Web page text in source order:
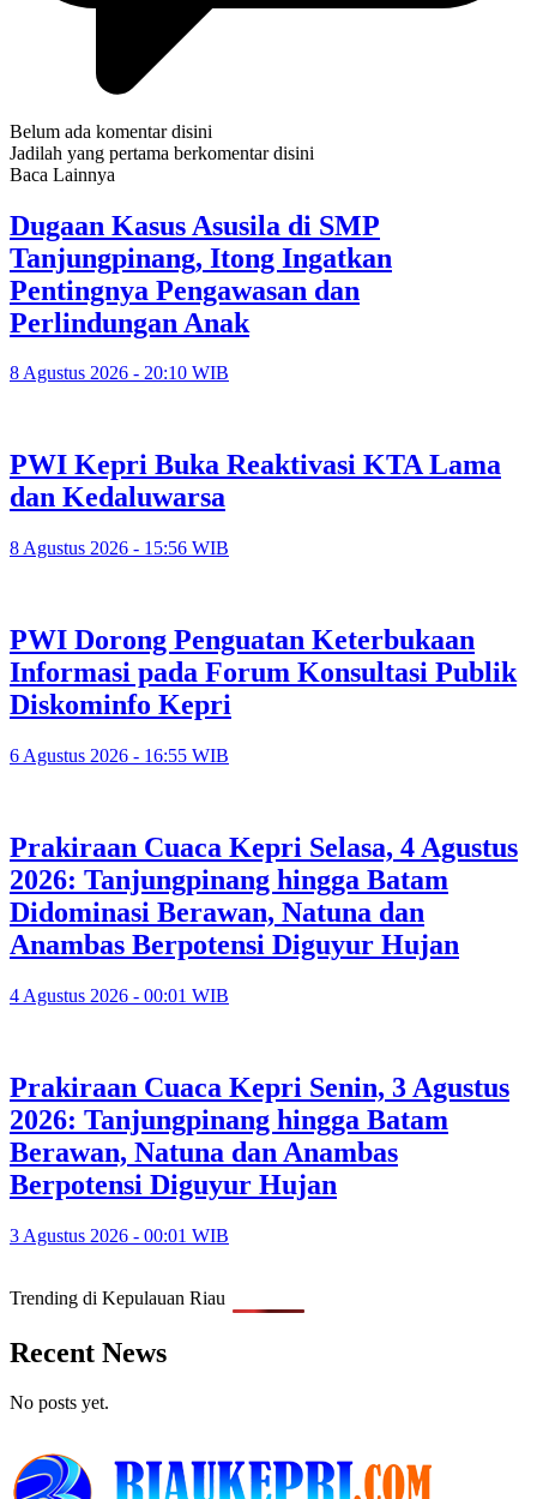
Belum ada komentar disini
Jadilah yang pertama berkomentar disini
Baca Lainnya
Dugaan Kasus Asusila di SMP
Tanjungpinang, Itong Ingatkan
Pentingnya Pengawasan dan
Perlindungan Anak
8 Agustus 2026 - 20:10 WIB
PWI Kepri Buka Reaktivasi KTA Lama
dan Kedaluwarsa
8 Agustus 2026 - 15:56 WIB
PWI Dorong Penguatan Keterbukaan
Informasi pada Forum Konsultasi Publik
Diskominfo Kepri
6 Agustus 2026 - 16:55 WIB
Prakiraan Cuaca Kepri Selasa, 4 Agustus
2026: Tanjungpinang hingga Batam
Didominasi Berawan, Natuna dan
Anambas Berpotensi Diguyur Hujan
4 Agustus 2026 - 00:01 WIB
Prakiraan Cuaca Kepri Senin, 3 Agustus
2026: Tanjungpinang hingga Batam
Berawan, Natuna dan Anambas
Berpotensi Diguyur Hujan
3 Agustus 2026 - 00:01 WIB
Trending di Kepulauan Riau
Recent News
No posts yet.